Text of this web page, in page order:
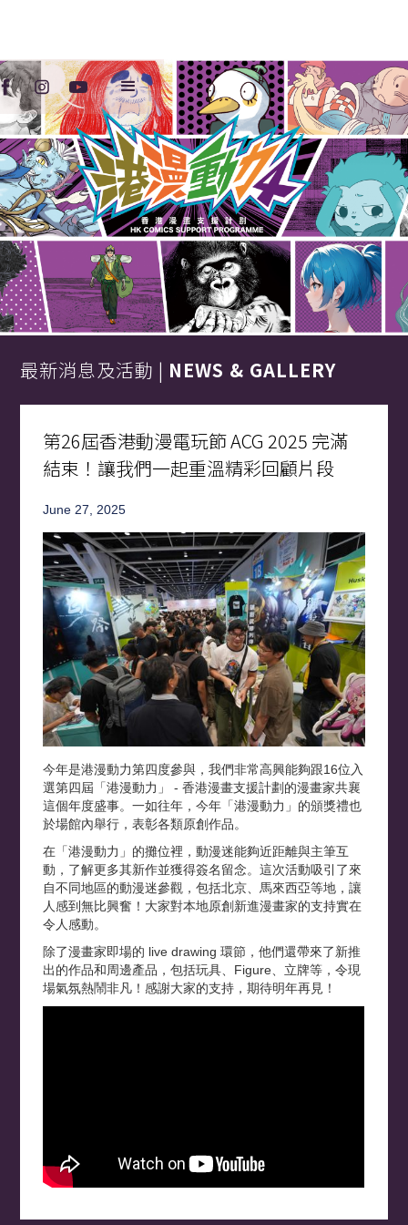
最新消息及活動 | NEWS & GALLERY
第26屆香港動漫電玩節 ACG 2025 完滿
結束！讓我們一起重溫精彩回顧片段
June 27, 2025
今年是港漫動力第四度參與，我們非常高興能夠跟16位入
選第四屆「港漫動力」 - 香港漫畫支援計劃的漫畫家共襄
這個年度盛事。一如往年，今年「港漫動力」的頒獎禮也
於場館內舉行，表彰各類原創作品。
在「港漫動力」的攤位裡，動漫迷能夠近距離與主筆互
動，了解更多其新作並獲得簽名留念。這次活動吸引了來
自不同地區的動漫迷參觀，包括北京、馬來西亞等地，讓
人感到無比興奮！大家對本地原創新進漫畫家的支持實在
令人感動。
除了漫畫家即場的 live drawing 環節，他們還帶來了新推
出的作品和周邊產品，包括玩具、Figure、立牌等，令現
場氣氛熱鬧非凡！感謝大家的支持，期待明年再見！